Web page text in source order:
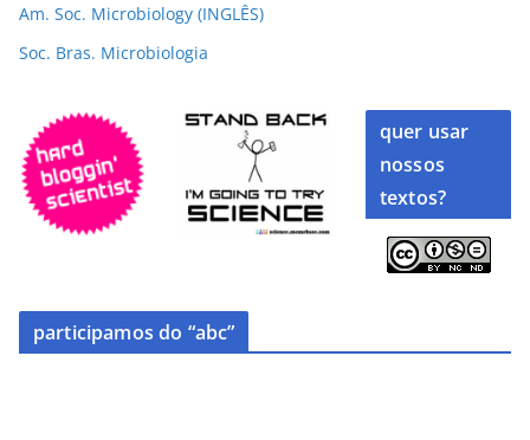
Am. Soc. Microbiology (INGLÊS)
Soc. Bras. Microbiologia
quer usar
nossos
textos?
participamos do “abc”